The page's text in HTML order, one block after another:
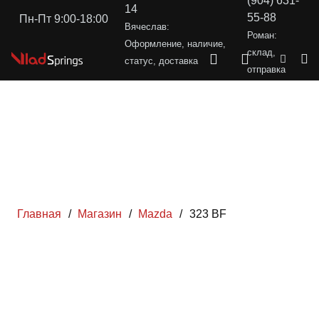
Пн-Пт 9:00-18:00
14
Вячеслав:
Оформление, наличие,
статус, доставка
55-88
Роман:
склад,
отправка
Главная / Магазин / Mazda / 323 BF